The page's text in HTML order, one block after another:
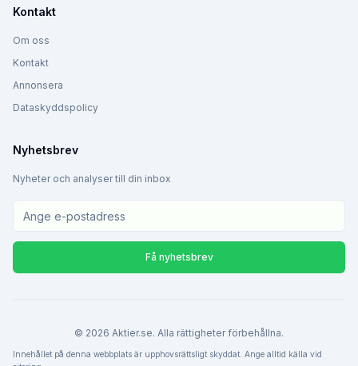
Kontakt
Om oss
Kontakt
Annonsera
Dataskyddspolicy
Nyhetsbrev
Nyheter och analyser till din inbox
Få nyhetsbrev
© 2026 Aktier.se. Alla rättigheter förbehållna.
Innehållet på denna webbplats är upphovsrättsligt skyddat. Ange alltid källa vid